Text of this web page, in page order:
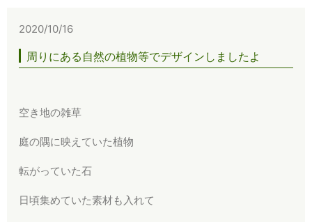
2020/10/16
周りにある自然の植物等でデザインしましたよ
空き地の雑草
庭の隅に映えていた植物
転がっていた石
日頃集めていた素材も入れて